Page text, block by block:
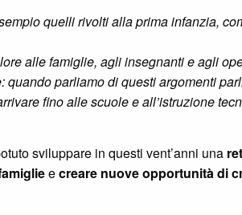
quelli rivolti alla prima infanzia,
alle famiglie, agli insegnanti e agli
parliamo di questi argomenti
fino alle scuole e all’istruzione
sviluppare in questi vent’anni una
ecreare nuove opportunità di